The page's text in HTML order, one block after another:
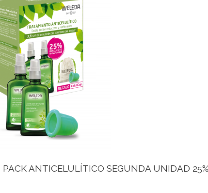
PACK ANTICELULÍTICO SEGUNDA UNIDAD